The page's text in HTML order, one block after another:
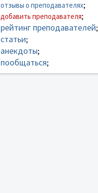
отзывы о преподавателях;
добавить преподавателя;
рейтинг преподавателей;
статьи;
анекдоты;
пообщаться;